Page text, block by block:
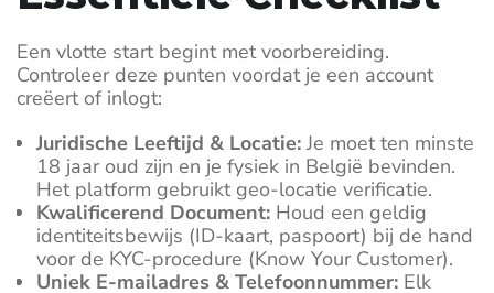
Een vlotte start begint met voorbereiding.
Controleer deze punten voordat je een account
creëert of inlogt:
Juridische Leeftijd & Locatie: Je moet ten minste
18 jaar oud zijn en je fysiek in België bevinden.
Het platform gebruikt geo-locatie verificatie.
Kwalificerend Document: Houd een geldig
identiteitsbewijs (ID-kaart, paspoort) bij de hand
voor de KYC-procedure (Know Your Customer).
Uniek E-mailadres & Telefoonnummer: Elk